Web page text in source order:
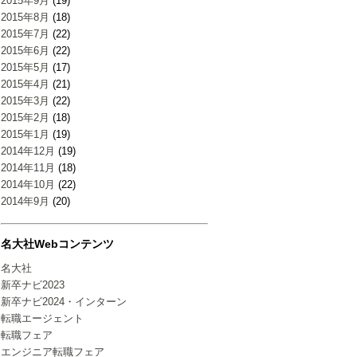
2015年8月 (18)
2015年7月 (22)
2015年6月 (22)
2015年5月 (17)
2015年4月 (21)
2015年3月 (22)
2015年2月 (18)
2015年1月 (19)
2014年12月 (19)
2014年11月 (18)
2014年10月 (22)
2014年9月 (20)
名大社Webコンテンツ
名大社
新卒ナビ2023
新卒ナビ2024・インターン
転職エージェント
転職フェア
エンジニア転職フェア